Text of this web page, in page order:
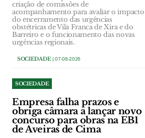
criação de comissões de
acompanhamento para avaliar o impacto
do encerramento das urgências
obstétricas de Vila Franca de Xira e do
Barreiro e o funcionamento das novas
urgências regionais.
SOCIEDADE| 07-08-2026
SOCIEDADE
Empresa falha prazos e
obriga câmara a lançar novo
concurso para obras na EB1
de Aveiras de Cima